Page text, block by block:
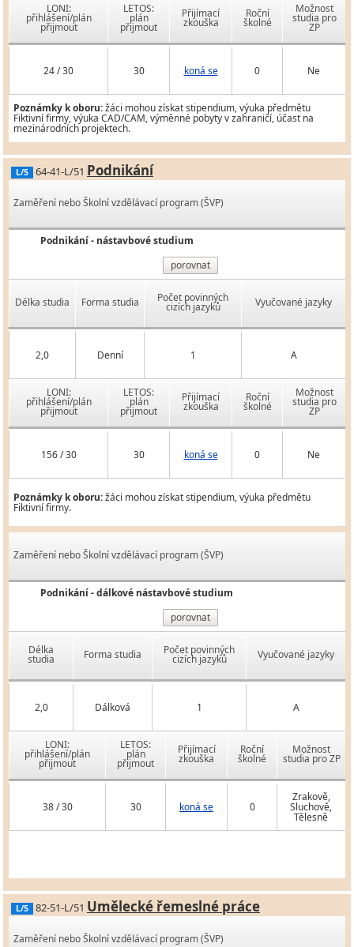
LONI:
přihlášení/plán
přijmout
LETOS:
plán
přijmout
Přijímací
zkouška
Roční
školné
Možnost
studia pro
ZP
24 / 30 30 koná se 0 Ne
Poznámky k oboru:žáci mohou získat stipendium, výuka předmětu
Fiktivní firmy, výuka CAD/CAM, výměnné pobyty v zahraničí, účast na
mezinárodních projektech.
L/5 64-41-L/51 Podnikání
Zaměření nebo Školní vzdělávací program (ŠVP)
Podnikání - nástavbové studium
porovnat
Délka studia Forma studia Počet povinných
cizích jazyků Vyučované jazyky
2,0 Denní 1 A
LONI:
přihlášení/plán
přijmout
LETOS:
plán
přijmout
Přijímací
zkouška
Roční
školné
Možnost
studia pro
ZP
156 / 30 30 koná se 0 Ne
Poznámky k oboru:žáci mohou získat stipendium, výuka předmětu
Fiktivní firmy.
Zaměření nebo Školní vzdělávací program (ŠVP)
Podnikání - dálkové nástavbové studium
porovnat
Délka
studia Forma studia Počet povinných
cizích jazyků Vyučované jazyky
2,0 Dálková 1 A
LONI:
přihlášení/plán
přijmout
LETOS:
plán
přijmout
Přijímací
zkouška
Roční
školné
Možnost
studia pro ZP
38 / 30 30 koná se 0
Zrakově,
Sluchově,
Tělesně
L/5 82-51-L/51 Umělecké řemeslné práce
Zaměření nebo Školní vzdělávací program (ŠVP)